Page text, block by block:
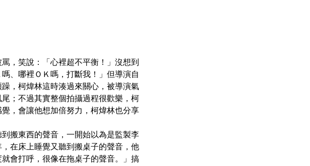
，笑說：「心裡超不平衡！」沒想到
、哪裡ＯＫ嗎，打斷我！」但導演自
，柯煒林這時湊過來關心，被導演氣
；不過其實整個拍攝過程很歡樂，柯
，會讓他想加倍努力，柯煒林也分享
搬東西的聲音，一開始以為是監製李
在床上睡覺又聽到搬桌子的聲音，他
會打呼，很像在拖桌子的聲音。」搞